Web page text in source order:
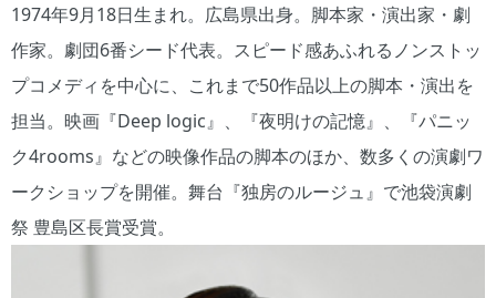
1974年9月18日生まれ。広島県出身。脚本家・演出家・劇
作家。劇団6番シード代表。スピード感あふれるノンストッ
プコメディを中心に、これまで50作品以上の脚本・演出を
担当。映画『Deep logic』、『夜明けの記憶』、『パニッ
ク4rooms』などの映像作品の脚本のほか、数多くの演劇ワ
ークショップを開催。舞台『独房のルージュ』で池袋演劇
祭 豊島区長賞受賞。